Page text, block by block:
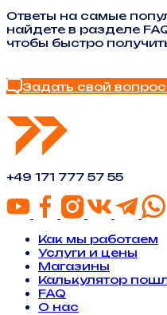
Ответы на самые
найдете в разделе
чтобы быстро
Задать свой вопрос
+49 171 777 57 55
Как мы работаем
Услуги и цены
Магазины
Калькулятор
FAQ
О нас